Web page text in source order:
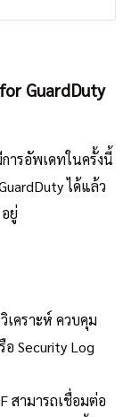
GuardDuty
ารอัพเดทในครั้งนี้
ได้แล้ว
ยู่
เคราะห์ ควบคุม
อ Security Log
สามารถเชื่อมต่อ